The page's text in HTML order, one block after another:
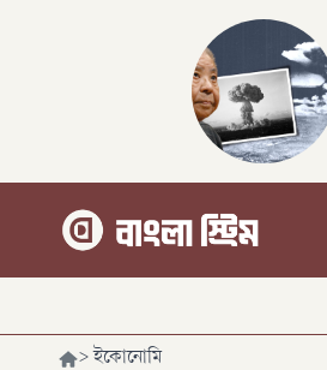
> ইকোনোমি